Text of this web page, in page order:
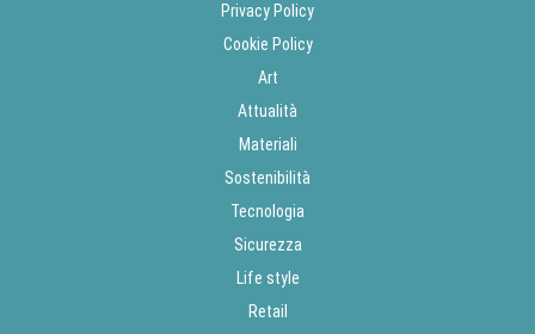
Privacy Policy
Cookie Policy
Art
Attualità
Materiali
Sostenibilità
Tecnologia
Sicurezza
Life style
Retail